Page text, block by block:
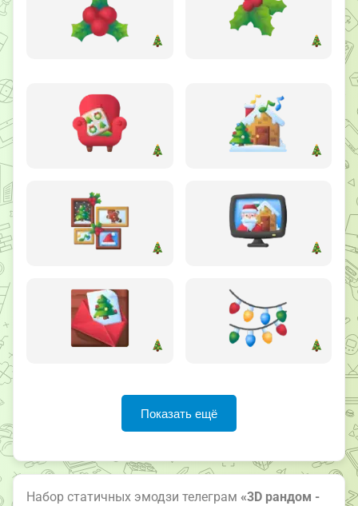
Показать ещё
Набор статичных эмодзи телеграм «3D рандом -